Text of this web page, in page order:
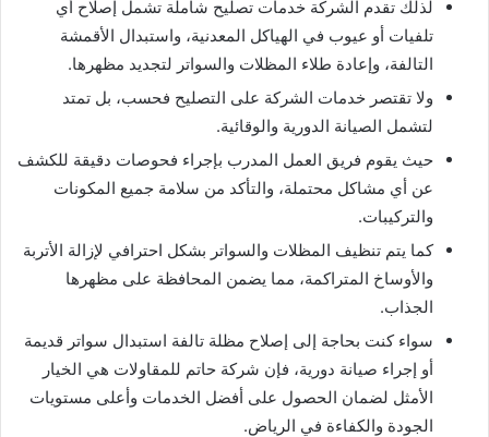
لذلك تقدم الشركة خدمات تصليح شاملة تشمل إصلاح أي
تلفيات أو عيوب في الهياكل المعدنية، واستبدال الأقمشة
التالفة، وإعادة طلاء المظلات والسواتر لتجديد مظهرها.
ولا تقتصر خدمات الشركة على التصليح فحسب، بل تمتد
لتشمل الصيانة الدورية والوقائية.
حيث يقوم فريق العمل المدرب بإجراء فحوصات دقيقة للكشف
عن أي مشاكل محتملة، والتأكد من سلامة جميع المكونات
والتركيبات.
كما يتم تنظيف المظلات والسواتر بشكل احترافي لإزالة الأتربة
والأوساخ المتراكمة، مما يضمن المحافظة على مظهرها
الجذاب.
سواء كنت بحاجة إلى إصلاح مظلة تالفة استبدال سواتر قديمة
أو إجراء صيانة دورية، فإن شركة حاتم للمقاولات هي الخيار
الأمثل لضمان الحصول على أفضل الخدمات وأعلى مستويات
الجودة والكفاءة في الرياض.